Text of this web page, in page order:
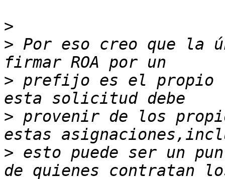
>
> Por eso creo que la
> prefijo es el propio
> provenir de los
> esto puede ser un